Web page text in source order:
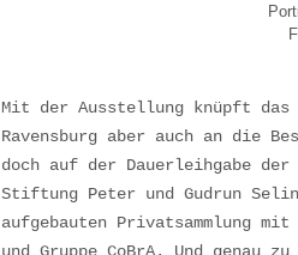
Mit der Ausstellung knüpft das
Ravensburg aber auch an die
doch auf der Dauerleihgabe der
Stiftung Peter und Gudrun
aufgebauten Privatsammlung mit